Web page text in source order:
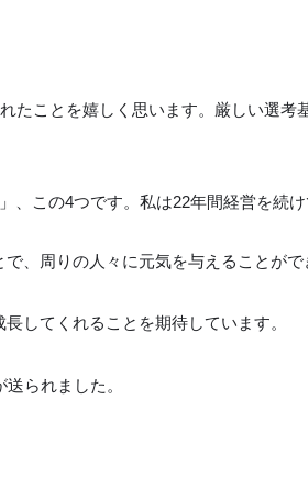
たことを嬉しく思います。厳しい選考
、この4つです。私は22年間経営を続
、周りの人々に元気を与えることがで
してくれることを期待しています。
られました。